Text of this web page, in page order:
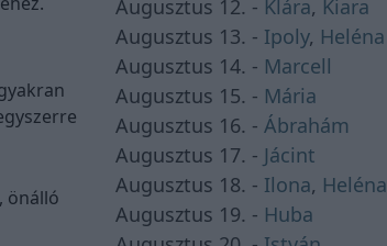
önálló
Augusztus 12. - Klára, Kiara
Augusztus 13. - Ipoly, Heléna
Augusztus 14. - Marcell
Augusztus 15. - Mária
Augusztus 16. - Ábrahám
Augusztus 17. - Jácint
Augusztus 18. - Ilona, Heléna
Augusztus 19. - Huba